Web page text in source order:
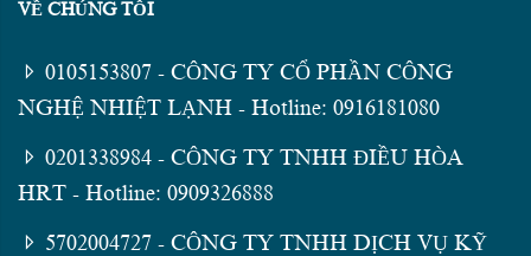
VỀ CHÚNG TÔI
0105153807 - CÔNG TY CỔ PHẦN CÔNG
NGHỆ NHIỆT LẠNH - Hotline: 0916181080
0201338984 - CÔNG TY TNHH ĐIỀU HÒA
HRT - Hotline: 0909326888
5702004727 - CÔNG TY TNHH DỊCH VỤ KỸ